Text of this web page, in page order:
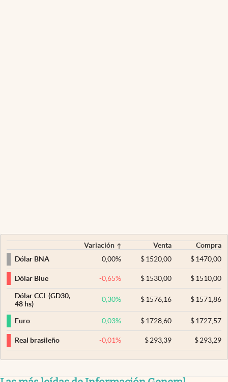
Variación Venta
Compra
Dólar BNA
0,00% $ 1520,00 $1470,00
Dólar Blue -0,65% $ 1530,00 $1510,00
Dólar CCL (GD30,
48 hs)
0,30% $ 1576,16 $1571,86
Euro 0,03% $ 1728,60 $1727,57
Real brasileño -0,01% $ 293,39 $293,29